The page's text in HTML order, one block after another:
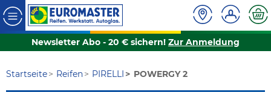
Newsletter Abo - 20 € sichern! Zur Anmeldung
Startseite Reifen PIRELLI POWERGY 2